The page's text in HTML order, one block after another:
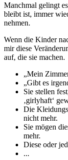
Manchmal gelingt
bleibt ist, immer
nehmen.
Wenn die Kinder
mir diese
auf, die sie machen.
„Mein
„Gibt es
Sie stellen
‚girlyhaft‘
Die
nicht mehr.
Sie mögen
mehr.
Diese oder
...